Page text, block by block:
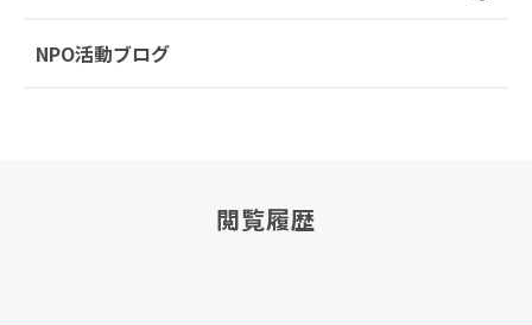
NPO活動ブログ
閲覧履歴